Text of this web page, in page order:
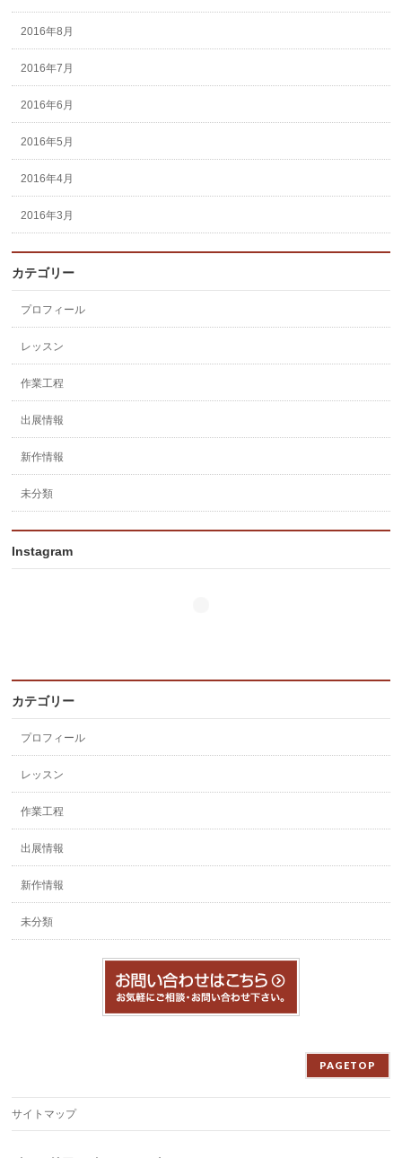
2016年8月
2016年7月
2016年6月
2016年5月
2016年4月
2016年3月
カテゴリー
プロフィール
レッスン
作業工程
出展情報
新作情報
未分類
Instagram
カテゴリー
プロフィール
レッスン
作業工程
出展情報
新作情報
未分類
PAGETOP
サイトマップ